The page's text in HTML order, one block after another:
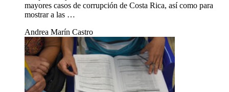
mayores casos de corrupción de Costa Rica, así como para
mostrar a las …
Andrea Marín Castro